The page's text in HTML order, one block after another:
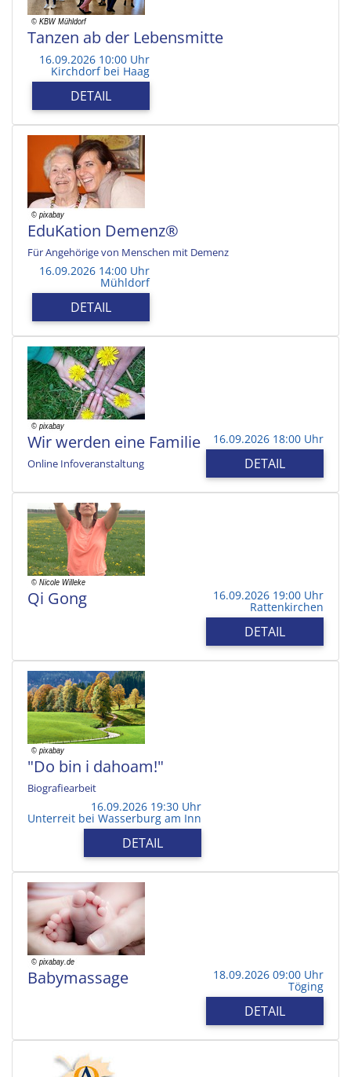
Tanzen ab der Lebensmitte
16.09.2026 10:00 Uhr
Kirchdorf bei Haag
DETAIL
EduKation Demenz®
Für Angehörige von Menschen mit Demenz
16.09.2026 14:00 Uhr
Mühldorf
DETAIL
Wir werden eine Familie
Online Infoveranstaltung
16.09.2026 18:00 Uhr
DETAIL
Qi Gong 16.09.2026 19:00 Uhr
Rattenkirchen
DETAIL
"Do bin i dahoam!"
Biografiearbeit
16.09.2026 19:30 Uhr
Unterreit bei Wasserburg am Inn
DETAIL
Babymassage 18.09.2026 09:00 Uhr
Töging
DETAIL